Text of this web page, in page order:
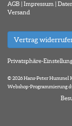
AGB | Impressum |
Versand
Vertrag
Privatsphäre-
© 2026 Hans-Peter Hummel
Webshop-Programmierung